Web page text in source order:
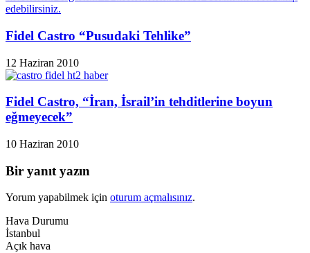
Fidel Castro “Pusudaki Tehlike”
12 Haziran 2010
Fidel Castro, “İran, İsrail’in tehditlerine boyun
eğmeyecek”
10 Haziran 2010
Bir yanıt yazın
Yorum yapabilmek için oturum açmalısınız.
Hava Durumu
İstanbul
Açık hava